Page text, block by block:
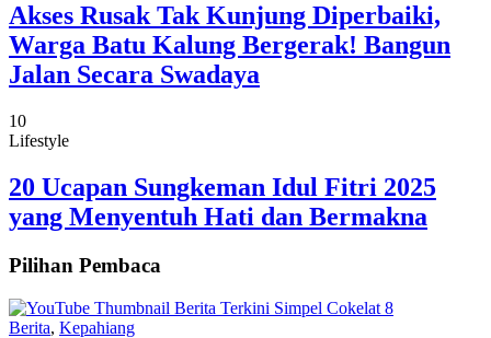
Akses Rusak Tak Kunjung Diperbaiki,
Warga Batu Kalung Bergerak! Bangun
Jalan Secara Swadaya
10
Lifestyle
20 Ucapan Sungkeman Idul Fitri 2025
yang Menyentuh Hati dan Bermakna
Pilihan Pembaca
Berita, Kepahiang